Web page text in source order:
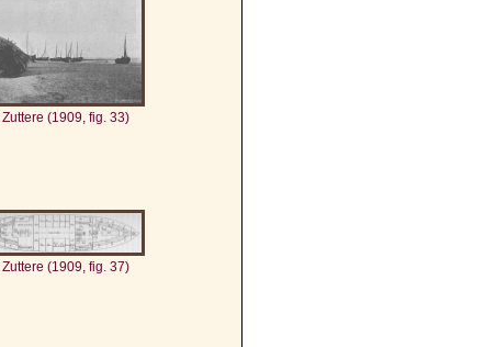
Zuttere (1909, fig. 33)
Zuttere (1909, fig. 37)